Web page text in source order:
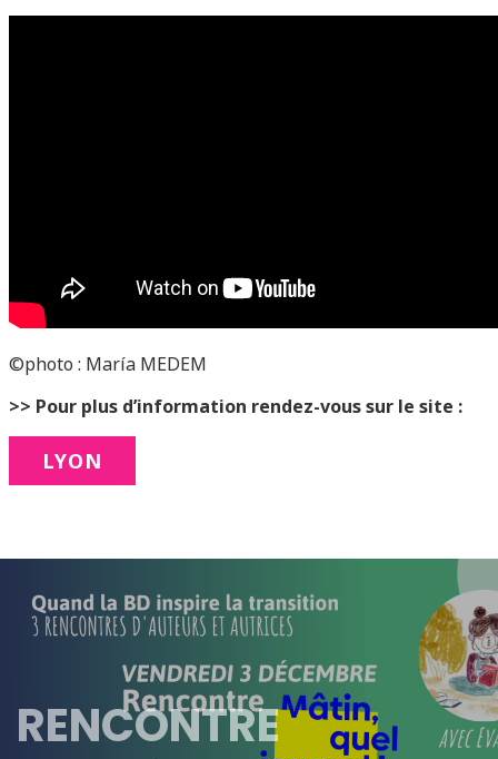
©photo : María MEDEM
>> Pour plus d’information rendez-vous sur le site :
LYON
RENCONTRE